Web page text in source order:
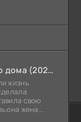
Сокровище нашего дома (2026)
жизнь
свою
она жена